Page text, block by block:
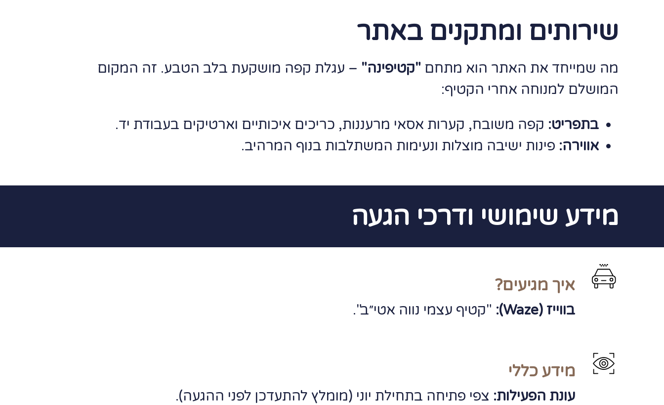
שירותים ומתקנים באתר
מה שמייחד את האתר הוא מתחם "קטיפינה" – עגלת קפה מושקעת בלב הטבע. זה המקום
המושלם למנוחה אחרי הקטיף:
בתפריט: קפה משובח, קערות אסאי מרעננות, כריכים איכותיים וארטיקים בעבודת יד.
אווירה: פינות ישיבה מוצלות ונעימות המשתלבות בנוף המרהיב.
מידע שימושי ודרכי הגעה
איך מגיעים?
בווייז (Waze): "קטיף עצמי נווה אטי״ב".
מידע כללי
עונת הפעילות: צפי פתיחה בתחילת יוני (מומלץ להתעדכן לפני ההגעה).